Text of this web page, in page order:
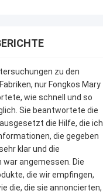
zu den
nur Fongkos Mary
wie schnell und so
Sie beantwortete die
die Hilfe, die ich
die gegeben
klar und die
war angemessen. Die
die wir empfingen,
die, die sie annoncierten,